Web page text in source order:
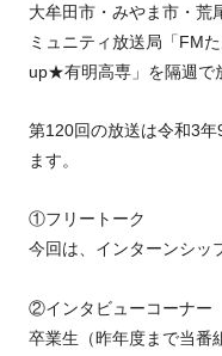
大牟田市・みやま市・荒
ミュニティ放送局「FM
up★有明高専」を隔週で
第120回の放送は令和3
ます。
①フリートーク
今回は、インターンシッ
②インタビューコーナー
卒業生（昨年度まで当番